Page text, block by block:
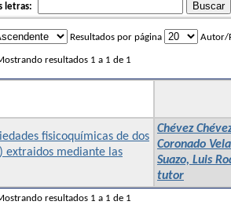
letras:
Resultados por página Autor/
resultados 1 a 1 de 1
fisicoquímicas de dos
extraidos mediante las
Chévez
Coronado
Suazo, Luis
tutor
resultados 1 a 1 de 1